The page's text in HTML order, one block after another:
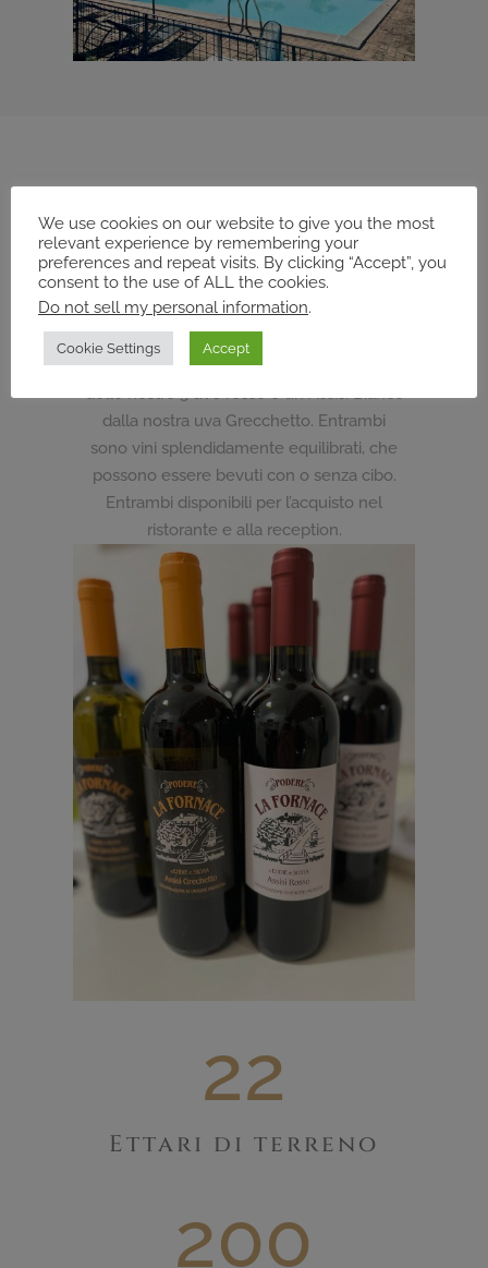
I NOSTRI VINI
Il nostro vigneto vanta quasi 5 ettari ed è
composto da 4 specie di uve, merlot,
cabernet, sangiovese e grecchetto.
Offriamo un Assisi Rosso che è un blend
delle nostre 3 uve rosse e un Assisi Bianco
dalla nostra uva Grecchetto. Entrambi
sono vini splendidamente equilibrati, che
possono essere bevuti con o senza cibo.
Entrambi disponibili per l’acquisto nel
ristorante e alla reception.
22
Ettari di terreno
200
We use cookies on our website to give you the most
relevant experience by remembering your
preferences and repeat visits. By clicking “Accept”, you
consent to the use of ALL the cookies.
Do not sell my personal information.
Cookie Settings Accept